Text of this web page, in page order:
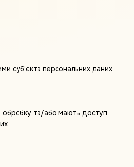
суб’єкта персональних даних
обробку та/або мають доступ